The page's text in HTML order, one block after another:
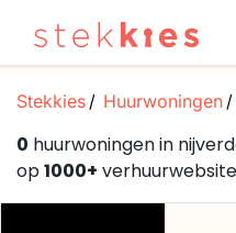
Stekkies Huurwoningen
0 huurwoningen in
op1000+